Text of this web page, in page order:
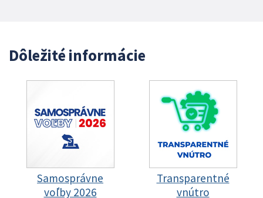
Dôležité informácie
Samosprávne
voľby 2026
Transparentné
vnútro